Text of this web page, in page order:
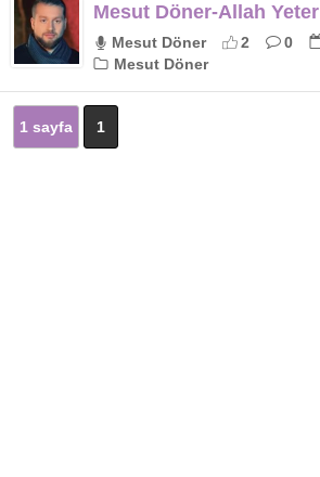
Mesut Döner-Allah Yeter
Mesut Döner 2 0
Mesut Döner
1 sayfa 1